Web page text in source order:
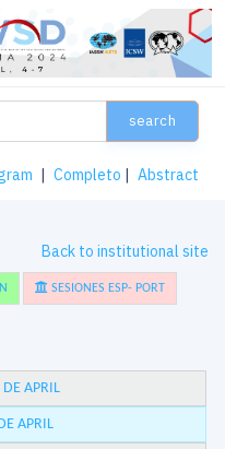
search
| Completo | Abstract
Back to institutional site
SESIONES ESP- PORT
APRIL
APRIL